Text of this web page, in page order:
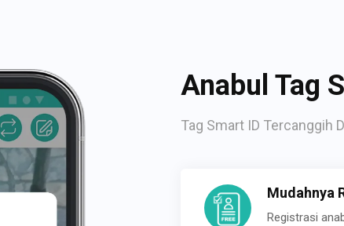
Anabul Tag
Tag Smart ID Tercanggih
Mudahnya
Registrasi